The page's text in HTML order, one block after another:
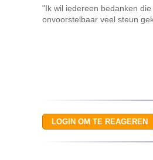
"Ik wil iedereen bedanken
onvoorstelbaar veel steun